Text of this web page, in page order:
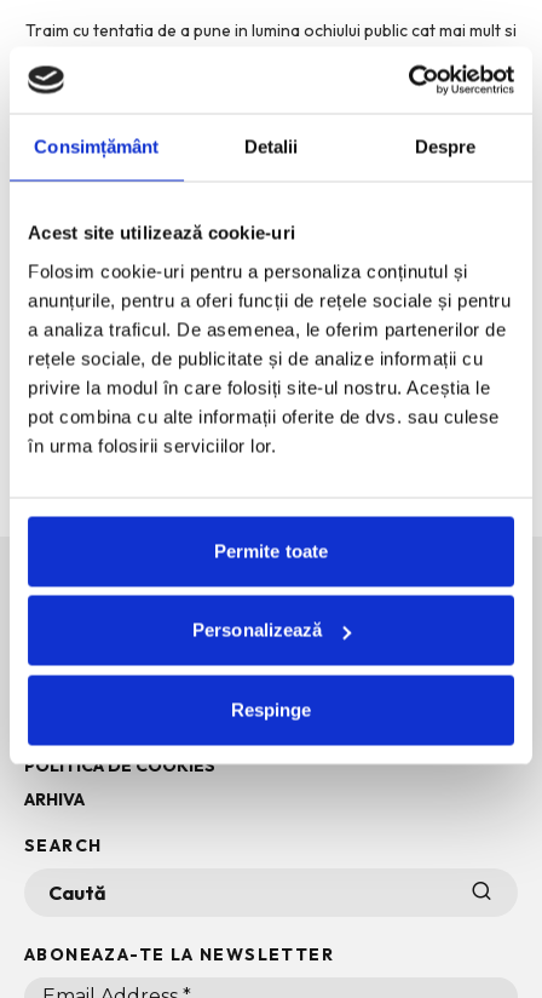
Consimțământ Detalii Despre
Acest site utilizează cookie-uri
Folosim cookie-uri pentru a personaliza conținutul și
anunțurile, pentru a oferi funcții de rețele sociale și pentru
a analiza traficul. De asemenea, le oferim partenerilor de
rețele sociale, de publicitate și de analize informații cu
privire la modul în care folosiți site-ul nostru. Aceștia le
pot combina cu alte informații oferite de dvs. sau culese
în urma folosirii serviciilor lor.
Permite toate
Personalizează
Respinge
Traim cu tentatia de a pune in lumina ochiului public cat mai mult si
RECENT POSTS
Bucurestiul pe harta globala a Mercedes-Benz
Funda, element cheie in designul rochiilor de ocazie
KAWS: Art & Comix la Albertina Modern – cand benzile
desenate intra in muzeu
The Outsider. Andreea Macri. 13 ani de fotografie de moda
intr-o expozitie.
SOCIAL MEDIA
POLITICA DE CONFIDENTIALITATE
POLITICA DE COOKIES
ARHIVA
SEARCH
ABONEAZA-TE LA NEWSLETTER